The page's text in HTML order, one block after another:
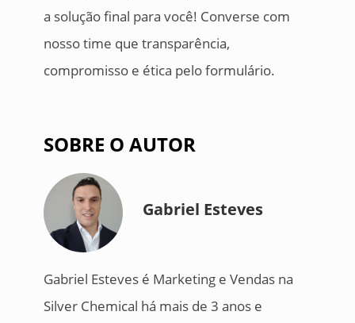
a solução final para você! Converse com
nosso time que transparência,
compromisso e ética pelo formulário.
SOBRE O AUTOR
Gabriel Esteves
Gabriel Esteves é Marketing e Vendas na
Silver Chemical há mais de 3 anos e